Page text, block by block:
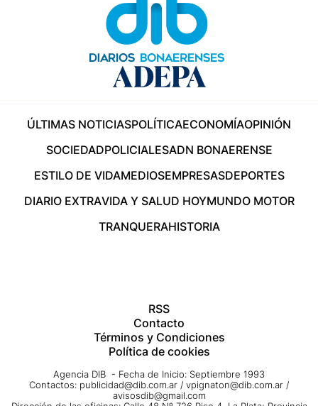
ÚLTIMAS NOTICIASPOLÍTICAECONOMÍAOPINIÓN
SOCIEDADPOLICIALESADN BONAERENSE
ESTILO DE VIDAMEDIOSEMPRESASDEPORTES
DIARIO EXTRAVIDA Y SALUD HOYMUNDO MOTOR
TRANQUERAHISTORIA
RSS
Contacto
Términos y Condiciones
Política de cookies
Agencia DIB - Fecha de Inicio: Septiembre 1993
Contactos: publicidad@dib.com.ar / vpignaton@dib.com.ar /
avisosdib@gmail.com